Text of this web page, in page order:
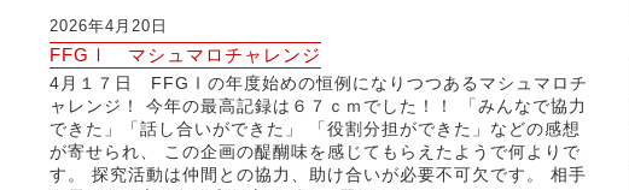
2026年4月20日
FFGⅠ マシュマロチャレンジ
4月１７日 FFGⅠの年度始めの恒例になりつつあるマシュマロチ
ャレンジ！ 今年の最高記録は６７ｃｍでした！！ 「みんなで協力
できた」「話し合いができた」 「役割分担ができた」などの感想
が寄せられ、 この企画の醍醐味を感じてもらえたようで何よりで
す。 探究活動は仲間との協力、助け合いが必要不可欠です。 相手